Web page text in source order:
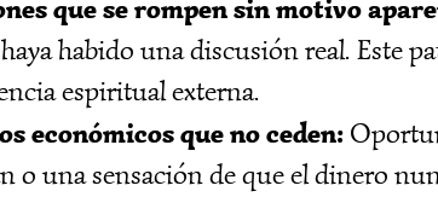
que se rompen sin motivo
habido una discusión real. Este
espiritual externa.
económicos que no ceden:
o una sensación de que el dinero